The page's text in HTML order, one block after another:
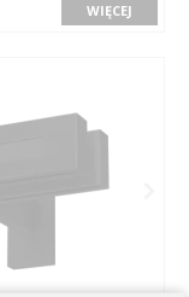
WIĘCEJ